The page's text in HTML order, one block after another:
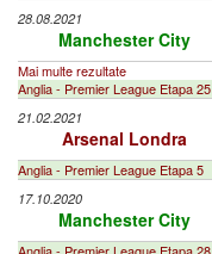
28.08.2021
Manchester City
Mai multe rezultate
Anglia - Premier League Etapa 25
21.02.2021
Arsenal Londra
Anglia - Premier League Etapa 5
17.10.2020
Manchester City